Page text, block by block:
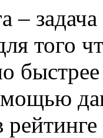
–
того